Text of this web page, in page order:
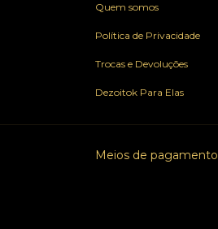
Quem somos
Política de Privacidade
Trocas e Devoluções
Dezoitok Para Elas
Meios de pagamento